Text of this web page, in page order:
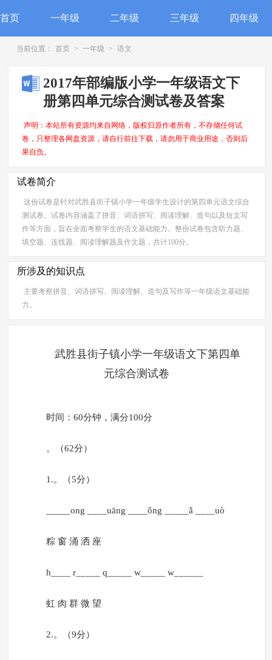
首页 一年级 二年级 三年级 四年级
当前位置： 首页 > 一年级 > 语文
2017年部编版小学一年级语文下
册第四单元综合测试卷及答案
声明：本站所有资源均来自网络，版权归原作者所有，不存储任何试
卷，只整理各网盘资源，请自行前往下载，请勿用于商业用途，否则后
果自负。
试卷简介
这份试卷是针对武胜县街子镇小学一年级学生设计的第四单元语文综合
测试卷。试卷内容涵盖了拼音、词语拼写、阅读理解、造句以及短文写
作等方面，旨在全面考察学生的语文基础能力。整份试卷包含听力题、
填空题、连线题、阅读理解题及作文题，共计100分。
所涉及的知识点
主要考察拼音、词语拼写、阅读理解、造句及写作等一年级语文基础能
力。
武胜县街子镇小学一年级语文下第四单
元综合测试卷
时间：60分钟，满分100分
。（62分）
1.。（5分）
_____ong ____uāng ____ǒng _____ǎ ____uò
粽 窗 涌 洒 座
h____ r_____ q_____ w_____ w______
虹 肉 群 微 望
2.。（9分）